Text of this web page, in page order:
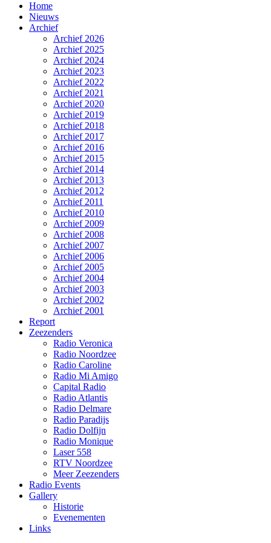
Home
Nieuws
Archief
Archief 2026
Archief 2025
Archief 2024
Archief 2023
Archief 2022
Archief 2021
Archief 2020
Archief 2019
Archief 2018
Archief 2017
Archief 2016
Archief 2015
Archief 2014
Archief 2013
Archief 2012
Archief 2011
Archief 2010
Archief 2009
Archief 2008
Archief 2007
Archief 2006
Archief 2005
Archief 2004
Archief 2003
Archief 2002
Archief 2001
Report
Zeezenders
Radio Veronica
Radio Noordzee
Radio Caroline
Radio Mi Amigo
Capital Radio
Radio Atlantis
Radio Delmare
Radio Paradijs
Radio Dolfijn
Radio Monique
Laser 558
RTV Noordzee
Meer Zeezenders
Radio Events
Gallery
Historie
Evenementen
Links